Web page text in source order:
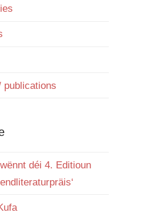
publications
déi 4. Editioun